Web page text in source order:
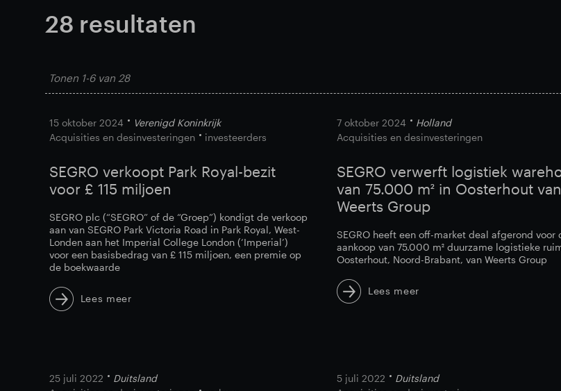
28 resultaten
Tonen 1-6van 28
15 oktober 2024
Verenigd Koninkrijk
Acquisities en desinvesteringen
investeerders
SEGRO verkoopt Park Royal-bezit
voor £ 115 miljoen
SEGRO plc (“SEGRO” of de “Groep”) kondigt de verkoop
aan van SEGRO Park Victoria Road in Park Royal, West-
Londen aan het Imperial College London (‘Imperial’)
voor een basisbedrag van £ 115 miljoen, een premie op
de boekwaarde
Lees meer
7 oktober 2024
Holland
Acquisities en desinvesteringen
SEGRO verwerft logistiek
van 75.000 m² in Oosterhout van
Weerts Group
SEGRO heeft een off-market deal afgerond voor
aankoop van 75.000 m² duurzame logistieke
Oosterhout, Noord-Brabant, van Weerts Group
Lees meer
25 juli 2022
Duitsland
5 juli 2022
Duitsland